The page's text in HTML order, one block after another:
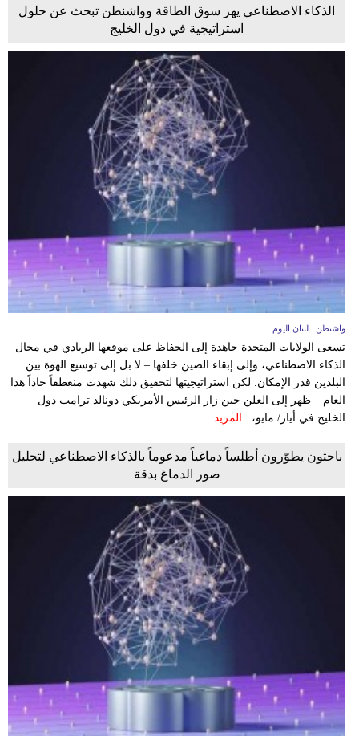
الذكاء الاصطناعي يهز سوق الطاقة وواشنطن تبحث عن حلول
استراتيجية في دول الخليج
واشنطن ـ لبنان اليوم
تسعى الولايات المتحدة جاهدة إلى الحفاظ على موقعها الريادي في مجال
الذكاء الاصطناعي، وإلى إبقاء الصين خلفها – لا بل إلى توسيع الهوة بين
البلدين قدر الإمكان. لكن استراتيجيتها لتحقيق ذلك شهدت منعطفاً حاداً هذا
العام – ظهر إلى العلن حين زار الرئيس الأمريكي دونالد ترامب دول
الخليج في أيار/ مايو،...
المزيد
باحثون يطوّرون أطلساً دماغياً مدعوماً بالذكاء الاصطناعي لتحليل
صور الدماغ بدقة